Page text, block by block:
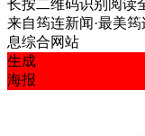
长按二维码识别阅读
来自筠连新闻·最美
息综合网站
生成
海报